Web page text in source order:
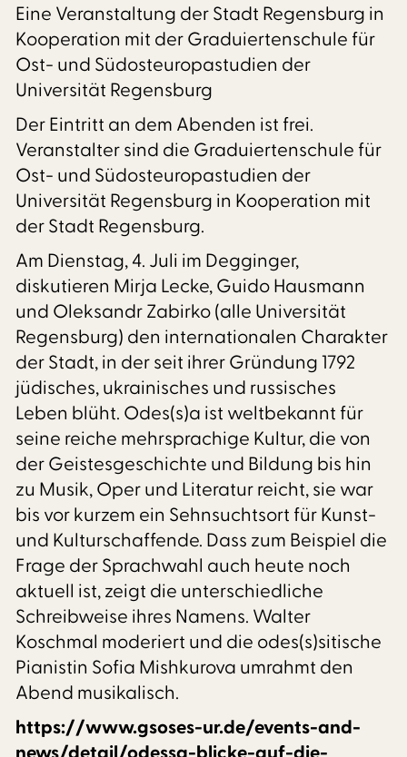
Eine Veranstaltung der Stadt Regensburg in
Kooperation mit der Graduiertenschule für
Ost- und Südosteuropastudien der
Universität Regensburg
Der Eintritt an dem Abenden ist frei.
Veranstalter sind die Graduiertenschule für
Ost- und Südosteuropastudien der
Universität Regensburg in Kooperation mit
der Stadt Regensburg.
Am Dienstag, 4. Juli im Degginger,
diskutieren Mirja Lecke, Guido Hausmann
und Oleksandr Zabirko (alle Universität
Regensburg) den internationalen Charakter
der Stadt, in der seit ihrer Gründung 1792
jüdisches, ukrainisches und russisches
Leben blüht. Odes(s)a ist weltbekannt für
seine reiche mehrsprachige Kultur, die von
der Geistesgeschichte und Bildung bis hin
zu Musik, Oper und Literatur reicht, sie war
bis vor kurzem ein Sehnsuchtsort für Kunst-
und Kulturschaffende. Dass zum Beispiel die
Frage der Sprachwahl auch heute noch
aktuell ist, zeigt die unterschiedliche
Schreibweise ihres Namens. Walter
Koschmal moderiert und die odes(s)sitische
Pianistin Sofia Mishkurova umrahmt den
Abend musikalisch.
https://www.gsoses-ur.de/events-and-